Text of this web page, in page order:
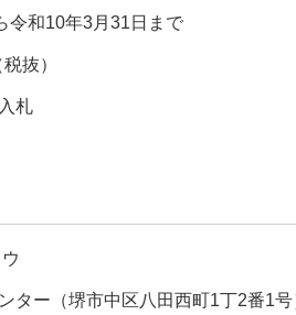
令和10年3月31日まで
抜）
札
ター（堺市中区八田西町1丁2番1号